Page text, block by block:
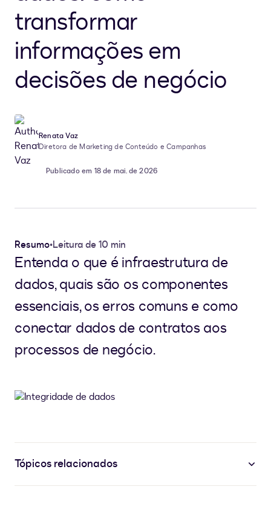
transformar
informações em
decisões de negócio
Renata Vaz
Diretora de Marketing de Conteúdo e Campanhas
Publicado em 18 de mai. de 2026
Resumo•Leitura de 10 min
Entenda o que é infraestrutura de
dados, quais são os componentes
essenciais, os erros comuns e como
conectar dados de contratos aos
processos de negócio.
Tópicos relacionados